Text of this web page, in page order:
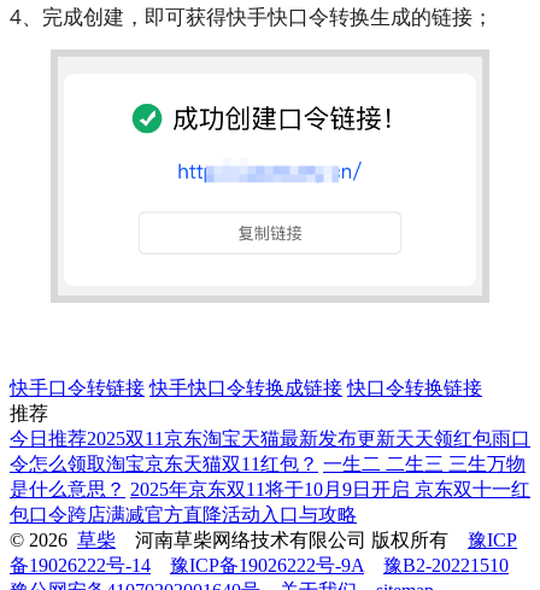
4、完成创建，即可获得快手快口令转换生成的链接；
快手口令转链接 快手快口令转换成链接 快口令转换链接
推荐
今日推荐2025双11京东淘宝天猫最新发布更新天天领红包雨口
令怎么领取淘宝京东天猫双11红包？ 一生二 二生三 三生万物
是什么意思？ 2025年京东双11将于10月9日开启 京东双十一红
包口令跨店满减官方直降活动入口与攻略
© 2026 草柴 河南草柴网络技术有限公司 版权所有 豫ICP
备19026222号-14
豫ICP备19026222号-9A
豫B2-20221510